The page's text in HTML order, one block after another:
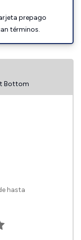
prepago
términos.
Bottom
hasta